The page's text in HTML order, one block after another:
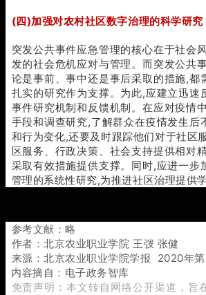
(四)加强对农村社区数字治理的科学研究
突发公共事件应急管理的核心在于社会
发的社会危机应对与管理。而突发公共
论是事前、事中还是事后采取的措施,都
扎实的研究作为支撑。为此,应建立迅速
事件研究机制和反馈机制。在应对疫情
手段和调查研究,了解群众在疫情发生后
和行为变化,还要及时跟踪他们对于社区
区服务、行政决策、社会支持提供相对
采取有效措施提供支撑。同时,应进一步
管理的系统性研究,为推进社区治理提供学
参考文献：略
作者：北京农业职业学院 王弢 张健
来源：北京农业职业学院学报 2020年
内容摘自：电子政务智库
免责声明：本文转自网络公开渠道，旨